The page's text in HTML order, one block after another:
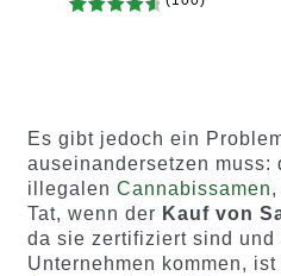
auf
Kundenb
ewertung
en
Es gibt jedoch ein
auseinandersetzen muss:
illegalen Cannabissamen
Tat, wenn der Kauf von
da sie zertifiziert sind
Unternehmen kommen,